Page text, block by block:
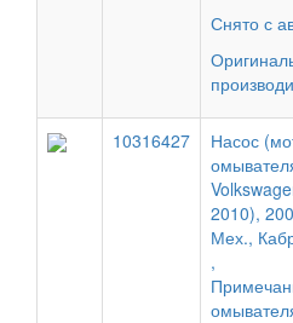
Снято с
10316427
Насос
2010),
Мех.,
,